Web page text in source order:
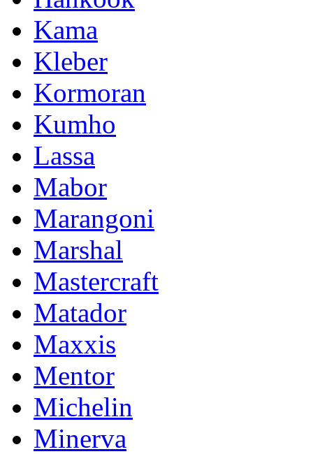
Kama
Kleber
Kormoran
Kumho
Lassa
Mabor
Marangoni
Marshal
Mastercraft
Matador
Maxxis
Mentor
Michelin
Minerva